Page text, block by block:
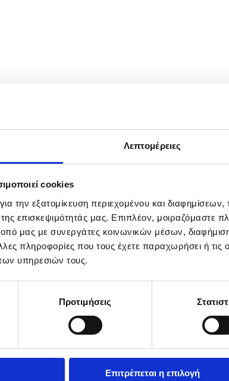
Λεπτομέρειες
cookies
την εξατομίκευση περιεχομένου και
επισκεψιμότητάς μας. Επιπλέον, μοιραζόμαστε
μας με συνεργάτες κοινωνικών μέσων,
πληροφορίες που τους έχετε παραχωρήσει ή τις
υπηρεσιών τους.
Προτιμήσεις
Επιτρέπεται η επιλογή
crossing between Bosnia and Herzegovina and
the European Union in opposition to the EU’s